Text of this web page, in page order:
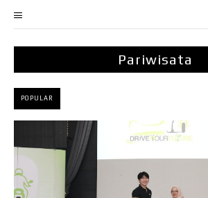
Pariwisata
POPULAR